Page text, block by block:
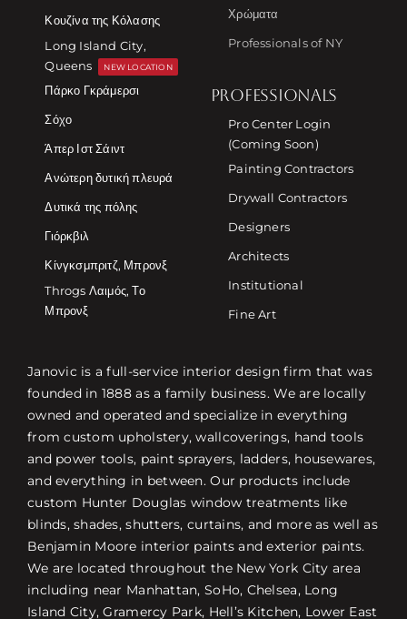
Κουζίνα της Κόλασης
Long Island City,
Queens
NEW LOCATION
Πάρκο Γκράμερσι
Σόχο
Άπερ Ιστ Σάιντ
Ανώτερη δυτική πλευρά
Δυτικά της πόλης
Γιόρκβιλ
Κίνγκσμπριτζ, Μπρονξ
Throgs Λαιμός, Το
Μπρονξ
Χρώματα
Professionals of NY
PROFESSIONALS
Pro Center Login
(Coming Soon)
Painting Contractors
Drywall Contractors
Designers
Architects
Institutional
Fine Art
Janovic is a full-service interior design firm that was
founded in 1888 as a family business. We are locally
owned and operated and specialize in everything
from custom upholstery, wallcoverings, hand tools
and power tools, paint sprayers, ladders, housewares,
and everything in between. Our products include
custom Hunter Douglas window treatments like
blinds, shades, shutters, curtains, and more as well as
Benjamin Moore interior paints and exterior paints.
We are located throughout the New York City area
including near Manhattan, SoHo, Chelsea, Long
Island City, Gramercy Park, Hell’s Kitchen, Lower East